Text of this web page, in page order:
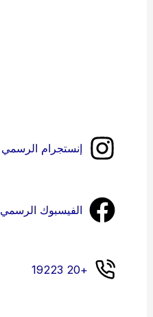
إنستجرام الرسمي
الفيسبوك الرسمي
+20 19223